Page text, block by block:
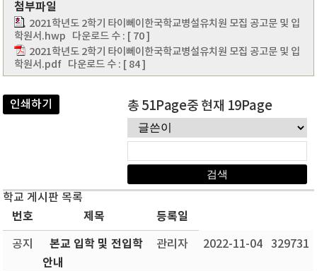
첨부파일
2021학년도 2학기 타이뻬이한국학교병설유치원 모집 공고문 및 입
학원서.hwp 다운로드 수 : [ 70 ]
2021학년도 2학기 타이뻬이한국학교병설유치원 모집 공고문 및 입
학원서.pdf 다운로드 수 : [ 84 ]
인쇄하기 총 51Page중 현재 19Page
학교 게시판 목록
번호 제목 등록일
공지
본교 입학 및 전입학
안내
관리자 2022-11-04 329731